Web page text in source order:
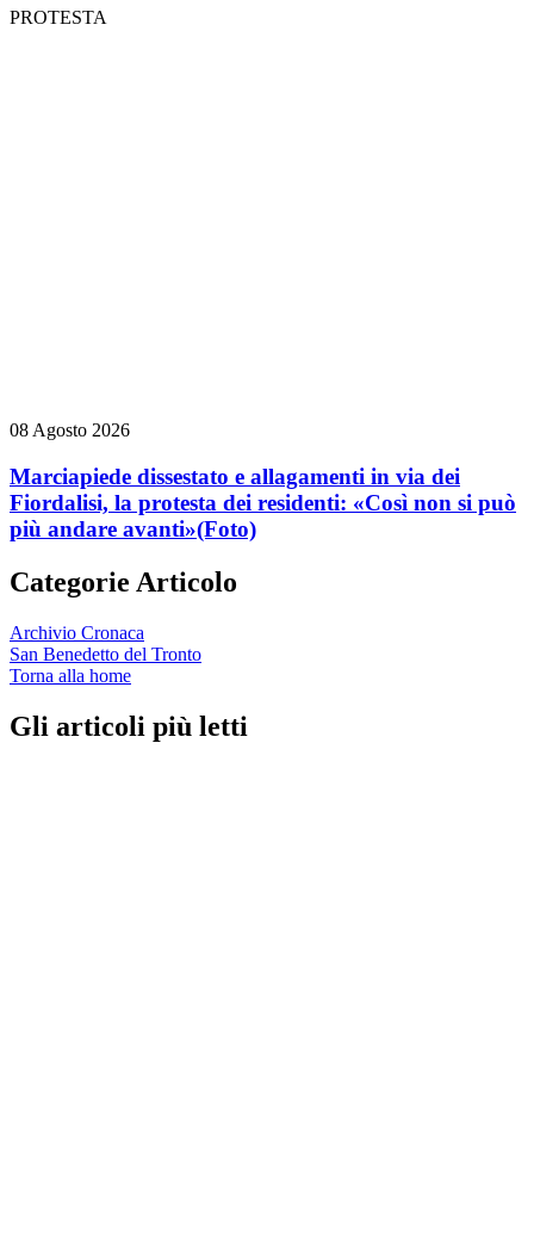
PROTESTA
08 Agosto 2026
Marciapiede dissestato e allagamenti in via dei
Fiordalisi, la protesta dei residenti: «Così non si può
più andare avanti»(Foto)
Categorie Articolo
Archivio Cronaca
San Benedetto del Tronto
Torna alla home
Gli articoli più letti